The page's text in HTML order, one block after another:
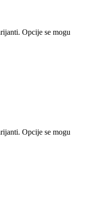
Opcije se mogu
Opcije se mogu